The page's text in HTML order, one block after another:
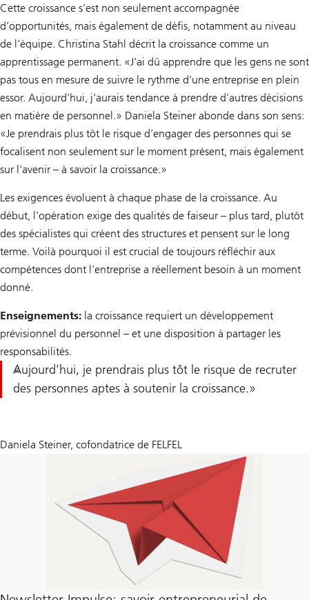
Cette croissance s’est non seulement accompagnée
d’opportunités, mais également de défis, notamment au niveau
de l’équipe. Christina Stahl décrit la croissance comme un
apprentissage permanent. «J’ai dû apprendre que les gens ne sont
pas tous en mesure de suivre le rythme d’une entreprise en plein
essor. Aujourd’hui, j’aurais tendance à prendre d’autres décisions
en matière de personnel.» Daniela Steiner abonde dans son sens:
«Je prendrais plus tôt le risque d’engager des personnes qui se
focalisent non seulement sur le moment présent, mais également
sur l’avenir – à savoir la croissance.»
Les exigences évoluent à chaque phase de la croissance. Au
début, l’opération exige des qualités de faiseur – plus tard, plutôt
des spécialistes qui créent des structures et pensent sur le long
terme. Voilà pourquoi il est crucial de toujours réfléchir aux
compétences dont l’entreprise a réellement besoin à un moment
donné.
Enseignements: la croissance requiert un développement
prévisionnel du personnel – et une disposition à partager les
responsabilités.
Aujourd’hui, je prendrais plus tôt le risque de recruter
des personnes aptes à soutenir la croissance.
Daniela Steiner, cofondatrice de FELFEL